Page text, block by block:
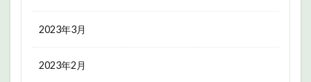
2023年3月
2023年2月